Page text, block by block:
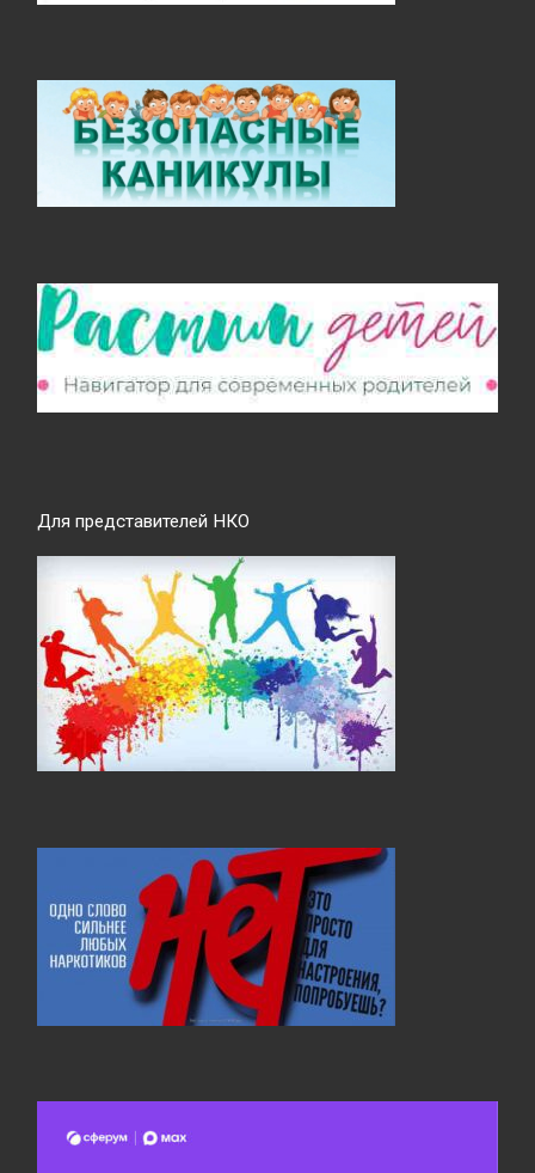
Для представителей НКО